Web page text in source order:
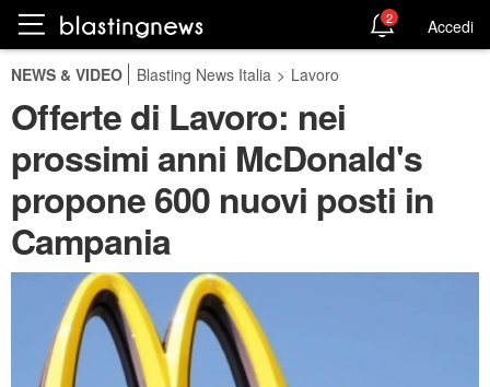
2 Accedi
NEWS & VIDEO Blasting News Italia > Lavoro
Offerte di Lavoro: nei
prossimi anni McDonald's
propone 600 nuovi posti in
Campania